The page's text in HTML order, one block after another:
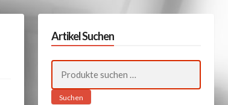
Artikel Suchen
nach:
Suchen